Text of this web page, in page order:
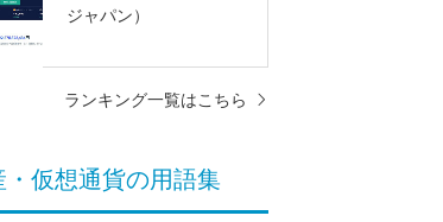
ジャパン）
ランキング一覧はこちら
・仮想通貨の用語集